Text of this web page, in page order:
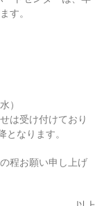
す。
）
は受け付けており
となります。
程お願い申し上げ